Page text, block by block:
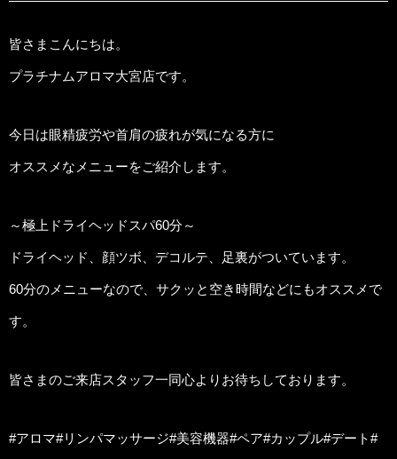
皆さまこんにちは。
プラチナムアロマ大宮店です。
今日は眼精疲労や首肩の疲れが気になる方に
オススメなメニューをご紹介します。
～極上ドライヘッドスパ60分～
ドライヘッド、顔ツボ、デコルテ、足裏がついています。
60分のメニューなので、サクッと空き時間などにもオススメで
す。
皆さまのご来店スタッフ一同心よりお待ちしております。
#アロマ#リンパマッサージ#美容機器#ペア#カップル#デート#